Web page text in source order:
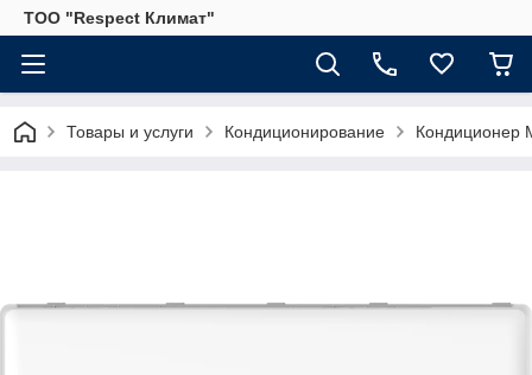
ТОО "Respect Климат"
Товары и услуги Кондиционирование Кондиционер